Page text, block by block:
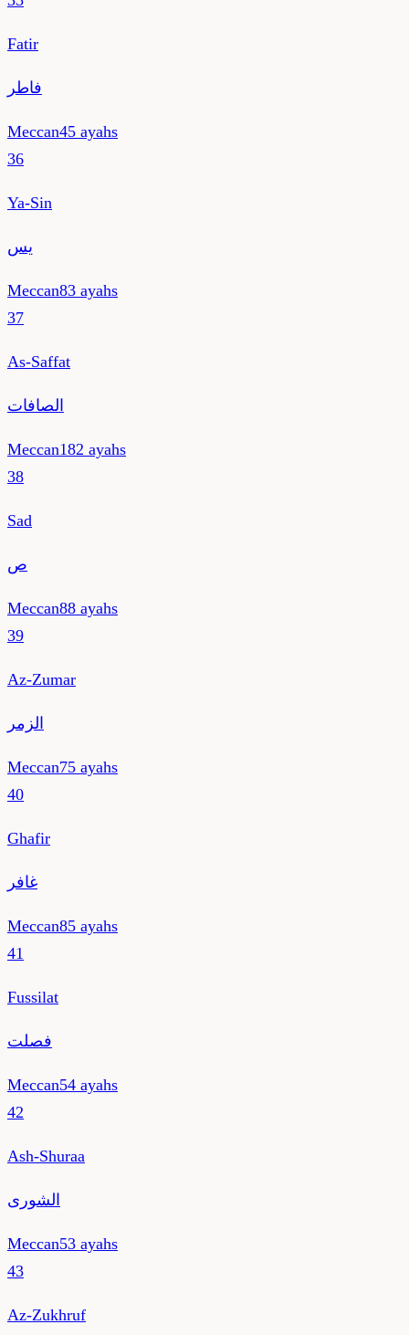
Fatir
فاطر
Meccan45 ayahs
36
Ya-Sin
يس
Meccan83 ayahs
37
As-Saffat
الصافات
Meccan182 ayahs
38
Sad
ص
Meccan88 ayahs
39
Az-Zumar
الزمر
Meccan75 ayahs
40
Ghafir
غافر
Meccan85 ayahs
41
Fussilat
فصلت
Meccan54 ayahs
42
Ash-Shuraa
الشورى
Meccan53 ayahs
43
Az-Zukhruf